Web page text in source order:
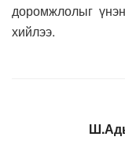
доромжлолыг
хийлээ.